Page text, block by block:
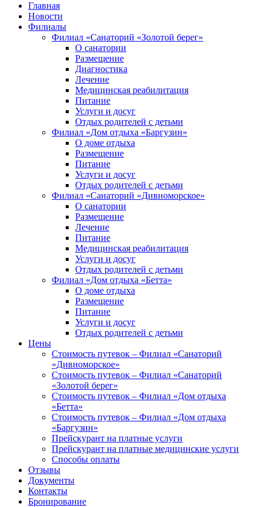
Главная
Новости
Филиалы
Филиал «Санаторий «Золотой берег»
О санатории
Размещение
Диагностика
Лечение
Медицинская реабилитация
Питание
Услуги и досуг
Отдых родителей с детьми
Филиал «Дом отдыха «Баргузин»
О доме отдыха
Размещение
Питание
Услуги и досуг
Отдых родителей с детьми
Филиал «Санаторий «Дивноморское»
О санатории
Размещение
Лечение
Питание
Медицинская реабилитация
Услуги и досуг
Отдых родителей с детьми
Филиал «Дом отдыха «Бетта»
О доме отдыха
Размещение
Питание
Услуги и досуг
Отдых родителей с детьми
Цены
Стоимость путевок – Филиал «Санаторий
«Дивноморское»
Стоимость путевок – Филиал «Санаторий
«Золотой берег»
Стоимость путевок – Филиал «Дом отдыха
«Бетта»
Стоимость путевок – Филиал «Дом отдыха
«Баргузин»
Прейскурант на платные услуги
Прейскурант на платные медицинские услуги
Способы оплаты
Отзывы
Документы
Контакты
Бронирование